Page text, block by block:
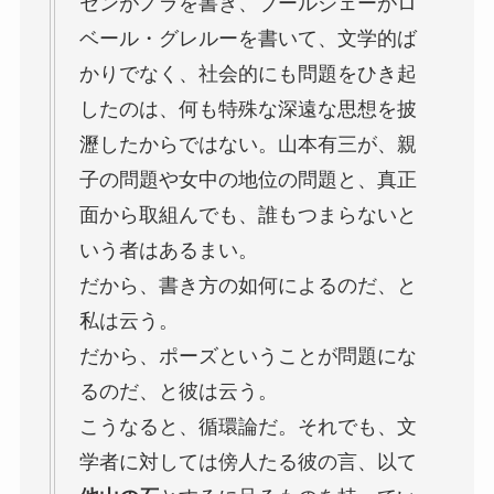
ベール・グレルーを書いて、文学的ば
かりでなく、社会的にも問題をひき起
したのは、何も特殊な深遠な思想を披
瀝したからではない。山本有三が、親
子の問題や女中の地位の問題と、真正
面から取組んでも、誰もつまらないと
いう者はあるまい。
だから、書き方の如何によるのだ、と
私は云う。
だから、ポーズということが問題にな
るのだ、と彼は云う。
こうなると、循環論だ。それでも、文
学者に対しては傍人たる彼の言、以て